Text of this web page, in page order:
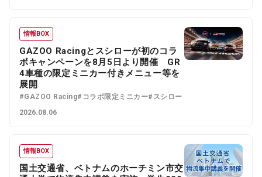
情報BOX
GAZOO Racingとスシローが初のコラ
ボキャンペーンを8月5日より開催 GR
4車種の限定ミニカー付きメニュー等を
展開
#GAZOO Racing#コラボ限定ミニカー#スシロー
2026.08.06
情報BOX
国土交通省、ベトナムのホーチミン市交